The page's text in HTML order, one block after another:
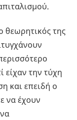
θεωρητικός της
είχαν την τύχη
και επειδή ο
να έχουν